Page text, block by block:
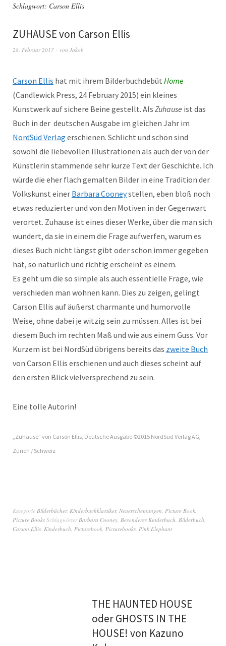
Schlagwort: Carson Ellis
ZUHAUSE von Carson Ellis
28. Februar 2017 von Jakob
Carson Ellis hat mit ihrem Bilderbuchdebüt Home
(Candlewick Press, 24 February 2015) ein kleines
Kunstwerk auf sichere Beine gestellt. Als Zuhause ist das
Buch in der deutschen Ausgabe im gleichen Jahr im
NordSüd Verlag erschienen. Schlicht und schön sind
sowohl die liebevollen Illustrationen als auch der von der
Künstlerin stammende sehr kurze Text der Geschichte. Ich
würde die eher flach gemalten Bilder in eine Tradition der
Volkskunst einer Barbara Cooneystellen, eben bloß noch
etwas reduzierter und von den Motiven in der Gegenwart
verortet. Zuhause ist eines dieser Werke, über die man sich
wundert, da sie in einem die Frage aufwerfen, warum es
dieses Buch nicht längst gibt oder schon immer gegeben
hat, so natürlich und richtig erscheint es einem.
Es geht um die so simple als auch essentielle Frage, wie
verschieden man wohnen kann. Dies zu zeigen, gelingt
Carson Ellis auf äußerst charmante und humorvolle
Weise, ohne dabei je witzig sein zu müssen. Alles ist bei
diesem Buch im rechten Maß und wie aus einem Guss. Vor
Kurzem ist bei NordSüd übrigens bereits das zweite Buch
von Carson Ellis erschienen und auch dieses scheint auf
den ersten Blick vielversprechend zu sein.
Eine tolle Autorin!
„Zuhause“ von Carson Ellis, Deutsche Ausgabe ©2015 NordSüd Verlag AG,
Zürich / Schweiz
Kategorie Bilderbücher, Kinderbuchklassiker, Neuerscheinungen, Picture Book,
Picture Books SchlagwörterBarbara Cooney, Besonderes Kinderbuch, Bilderbuch,
Carson Ellis, Kinderbuch, Picturebook, Picturebooks, Pink Elephant
THE HAUNTED HOUSE
oder GHOSTS IN THE
HOUSE! von Kazuno